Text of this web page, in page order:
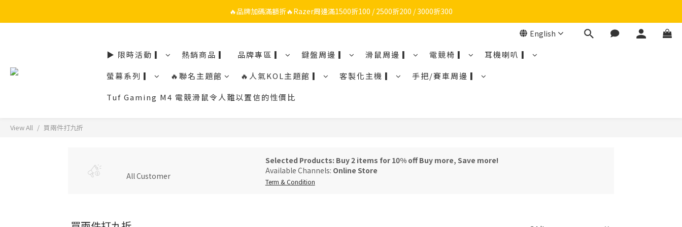
🔥品牌限定滿額折🔥ROG周邊滿1500折100 / 2500折200 / 3000折300
🔥品牌加碼滿額折🔥Razer周邊滿1500折100 / 2500折200 / 3000折300
🔥品牌限定滿額折🔥ROG周邊滿1500折100 / 2500折200 / 3000折300
English
▶ 限時活動 ▎ 熱銷商品 ▎ 品牌專區 ▎ 鍵盤周邊 ▎ 滑鼠周邊 ▎ 電競椅 ▎
耳機喇叭 ▎
螢幕系列 ▎
🔥聯名主題館 🔥人氣KOL主題館 ▎ 客製化主機 ▎
手把/賽車周邊 ▎
Tuf Gaming M4 電競滑鼠令人難以置信的性價比
View All 買兩件打九折
All Customer
Selected Products: Buy 2 items for 10% off Buy more, Save more!
Available Channels: Online Store
Term & Condition